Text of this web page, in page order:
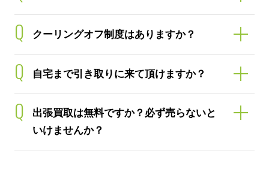
Q クーリングオフ制度はありますか？
Q 自宅まで引き取りに来て頂けますか？
Q
出張買取は無料ですか？必ず売らないと
いけませんか？